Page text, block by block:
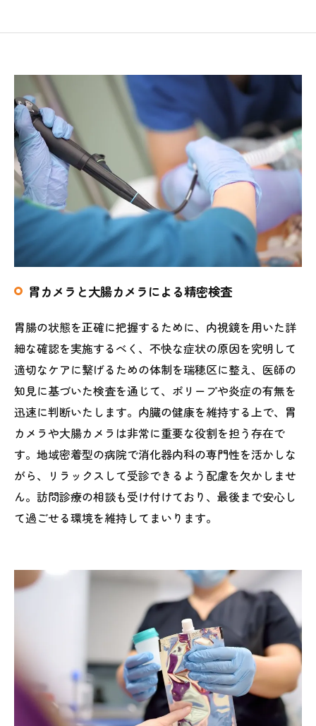
胃カメラと大腸カメラによる精密検査
胃腸の状態を正確に把握するために、内視鏡を用いた詳
細な確認を実施するべく、不快な症状の原因を究明して
適切なケアに繋げるための体制を瑞穂区に整え、医師の
知見に基づいた検査を通じて、ポリープや炎症の有無を
迅速に判断いたします。内臓の健康を維持する上で、胃
カメラや大腸カメラは非常に重要な役割を担う存在で
す。地域密着型の病院で消化器内科の専門性を活かしな
がら、リラックスして受診できるよう配慮を欠かしませ
ん。訪問診療の相談も受け付けており、最後まで安心し
て過ごせる環境を維持してまいります。